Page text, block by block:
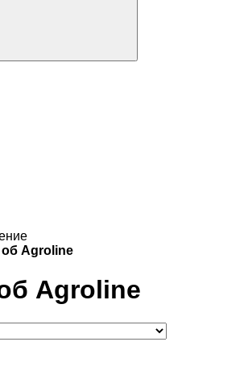
Agroline
Agroline